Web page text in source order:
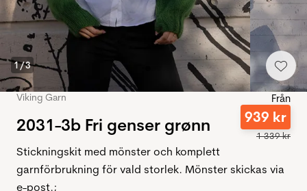
1/3
Viking Garn
2031-3b Fri genser grønn
Från
939 kr
1339kr
Stickningskit med mönster och komplett
garnförbrukning för vald storlek. Mönster skickas via
e-post.;